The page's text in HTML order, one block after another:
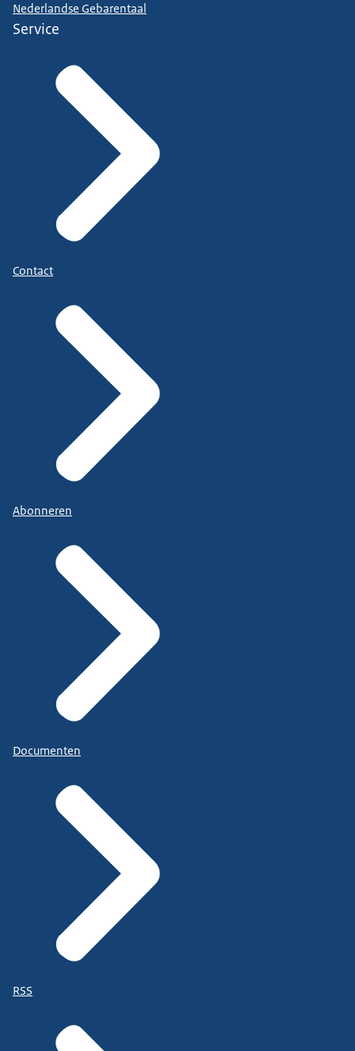
Nederlandse Gebarentaal
Service
Contact
Abonneren
Documenten
RSS